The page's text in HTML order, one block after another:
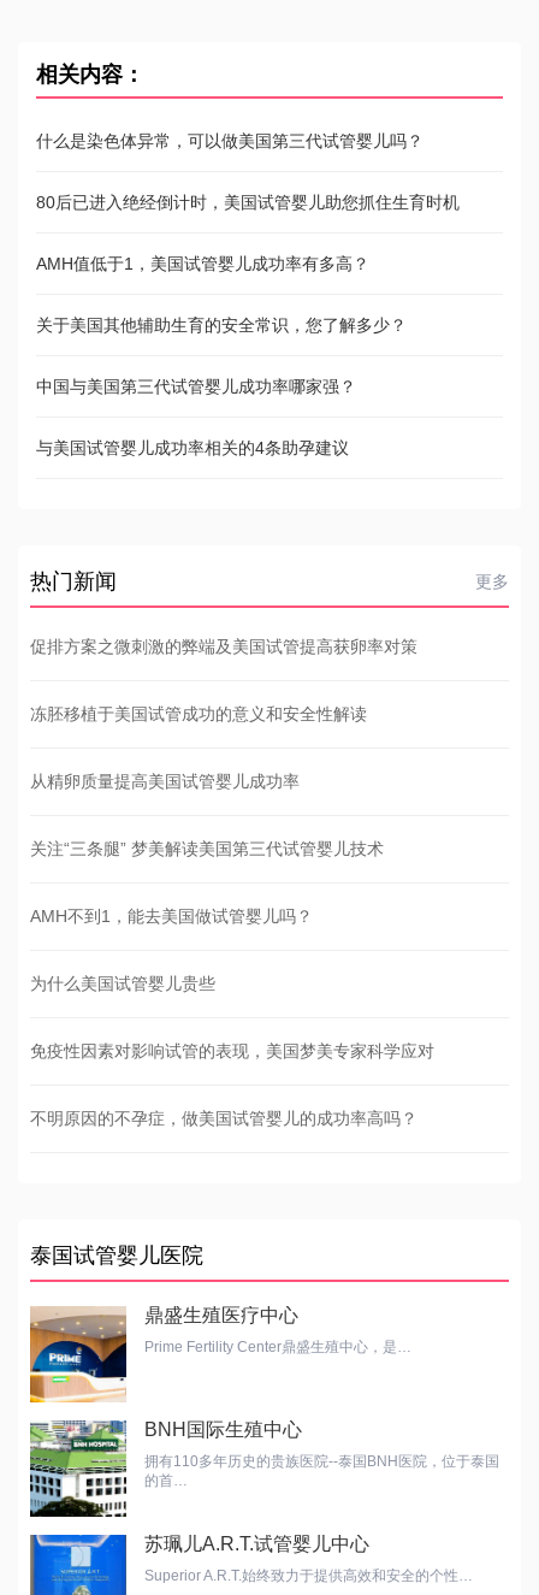
相关内容：
什么是染色体异常，可以做美国第三代试管婴儿吗？
80后已进入绝经倒计时，美国试管婴儿助您抓住生育时机
AMH值低于1，美国试管婴儿成功率有多高？
关于美国其他辅助生育的安全常识，您了解多少？
中国与美国第三代试管婴儿成功率哪家强？
与美国试管婴儿成功率相关的4条助孕建议
热门新闻 更多
促排方案之微刺激的弊端及美国试管提高获卵率对策
冻胚移植于美国试管成功的意义和安全性解读
从精卵质量提高美国试管婴儿成功率
关注“三条腿” 梦美解读美国第三代试管婴儿技术
AMH不到1，能去美国做试管婴儿吗？
为什么美国试管婴儿贵些
免疫性因素对影响试管的表现，美国梦美专家科学应对
不明原因的不孕症，做美国试管婴儿的成功率高吗？
泰国试管婴儿医院
鼎盛生殖医疗中心
Prime Fertility Center鼎盛生殖中心，是…
BNH国际生殖中心
拥有110多年历史的贵族医院--泰国BNH医院，位于泰国
的首…
苏珮儿A.R.T.试管婴儿中心
Superior A.R.T.始终致力于提供高效和安全的个性…